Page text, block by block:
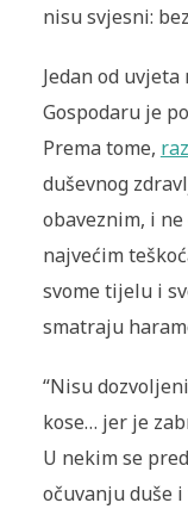
nisu svjesni:
Jedan od
Gospodaru je
Prema tome,
duševnog
obaveznim, i
najvećim
svome tijelu i
smatraju
“Nisu
kose… jer je
U nekim se
očuvanju duše